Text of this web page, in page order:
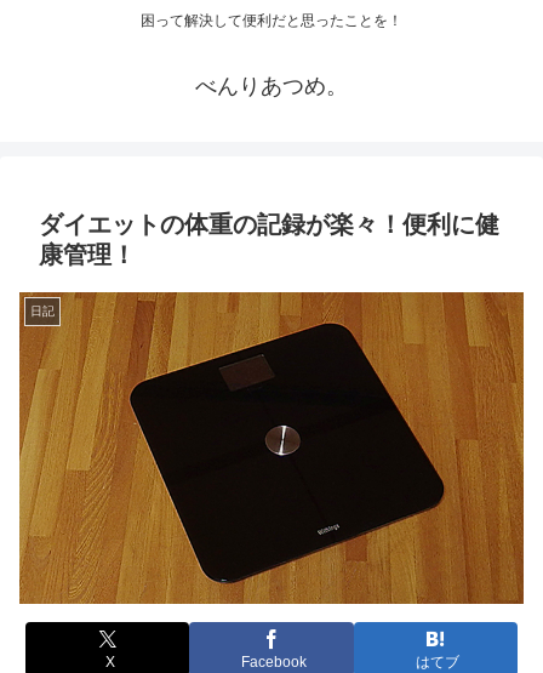
困って解決して便利だと思ったことを！
べんりあつめ。
ダイエットの体重の記録が楽々！便利に健
康管理！
日記
X Facebook はてブ